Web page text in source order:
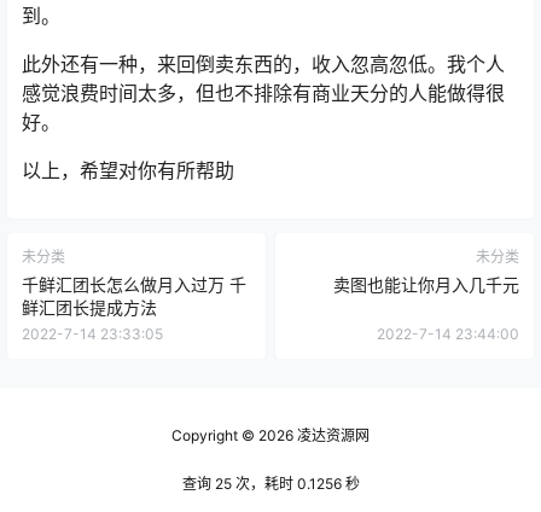
到。
此外还有一种，来回倒卖东西的，收入忽高忽低。我个人
感觉浪费时间太多，但也不排除有商业天分的人能做得很
好。
以上，希望对你有所帮助
未分类
千鲜汇团长怎么做月入过万 千
鲜汇团长提成方法
2022-7-14 23:33:05
未分类
卖图也能让你月入几千元
2022-7-14 23:44:00
Copyright © 2026 凌达资源网
查询 25 次，耗时 0.1256 秒